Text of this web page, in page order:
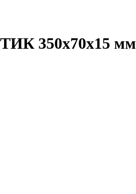
350x70x15 мм